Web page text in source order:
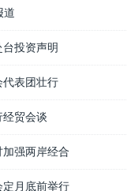
道
投资声明
代表团壮行
贸会谈
强两岸经合
月底前举行